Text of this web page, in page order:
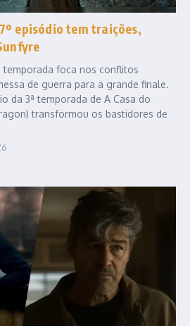
episódio tem traições,
temporada foca nos conflitos
de guerra para a grande finale.
da 3ª temporada de A Casa do
transformou os bastidores de